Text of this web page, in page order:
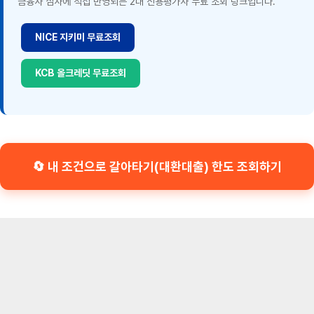
NICE 지키미 무료조회
KCB 올크레딧 무료조회
🔄 내 조건으로 갈아타기(대환대출) 한도 조회하기